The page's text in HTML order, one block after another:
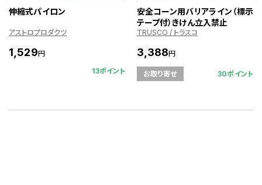
伸縮式パイロン
アストロプロダクツ
1,529円
13ポイント
安全コーン用バリアライン（標示
テープ付）きけん立入禁止
TRUSCO / トラスコ
3,388円
お取り寄せ 30ポイント